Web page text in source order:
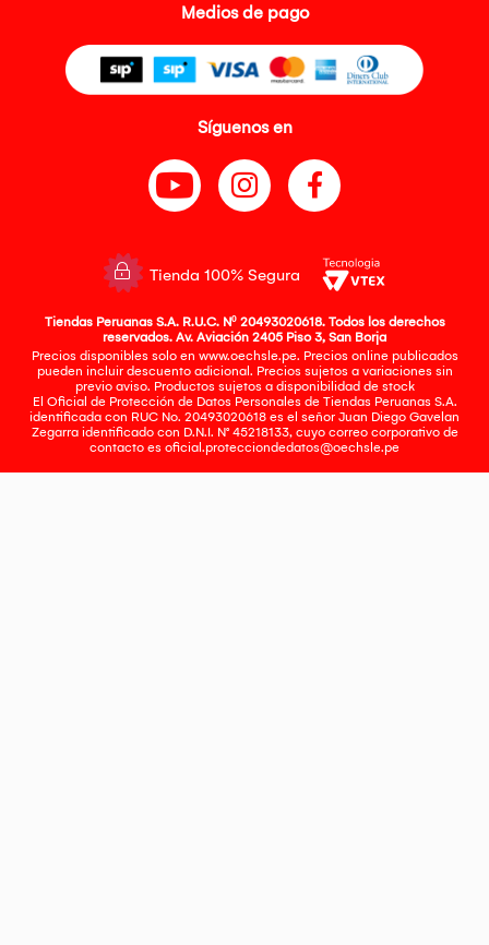
Medios de pago
Síguenos en
Tienda 100% Segura
Tiendas Peruanas S.A. R.U.C. Nº 20493020618. Todos los derechos
reservados. Av. Aviación 2405 Piso 3, San Borja
Precios disponibles solo en www.oechsle.pe. Precios online publicados
pueden incluir descuento adicional. Precios sujetos a variaciones sin
previo aviso. Productos sujetos a disponibilidad de stock
El Oficial de Protección de Datos Personales de Tiendas Peruanas S.A.
identificada con RUC No. 20493020618 es el señor Juan Diego Gavelan
Zegarra identificado con D.N.I. N° 45218133, cuyo correo corporativo de
contacto es oficial.protecciondedatos@oechsle.pe